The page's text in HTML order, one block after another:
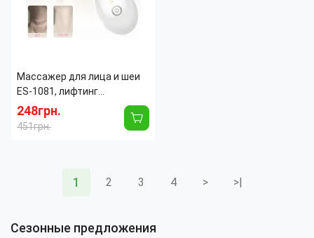
головок:
шт
Страна
производитель:
Массажер для лица и шеи
ES-1081, лифтинг
устройство для подтяжки
кожи лица и шеи AND XL-858
248грн.
451грн.
89 мм
1 2 3 4 > >|
Сезонные предложения